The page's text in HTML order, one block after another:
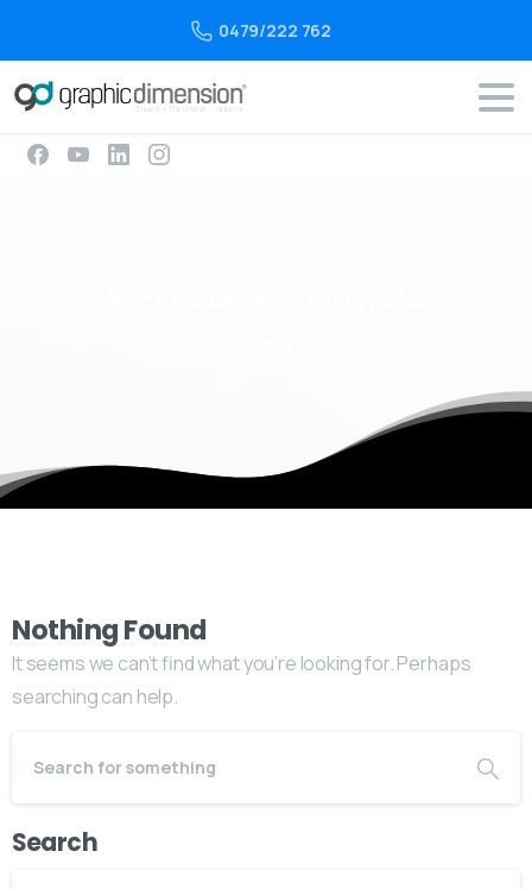
0479/222 762
Nothing Found
It seems we can’t find what you’re looking for. Perhaps
searching can help.
Search